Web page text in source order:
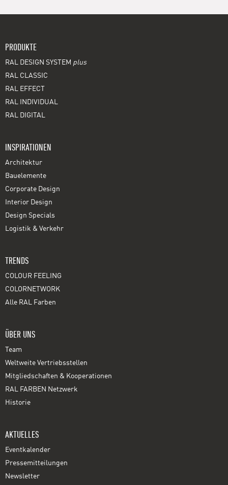
PRODUKTE
RAL DESIGN SYSTEM plus
RAL CLASSIC
RAL EFFECT
RAL INDIVIDUAL
RAL DIGITAL
INSPIRATIONEN
Architektur
Bauelemente
Corporate Design
Interior Design
Design Specials
Logistik & Verkehr
TRENDS
COLOUR FEELING
COLORNETWORK
Alle RAL Farben
ÜBER UNS
Team
Weltweite Vertriebsstellen
Mitgliedschaften & Kooperationen
RAL FARBEN Netzwerk
Historie
AKTUELLES
Eventkalender
Pressemitteilungen
Newsletter